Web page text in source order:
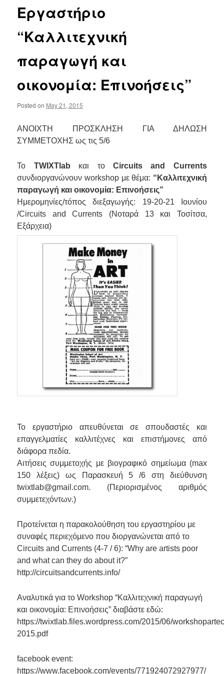
Εργαστήριο
“Καλλιτεχνική
παραγωγή και
οικονομία: Επινοήσεις”
Posted on May 21, 2015
ΑΝΟΙΧΤΗ ΠΡΟΣΚΛΗΣΗ ΓΙΑ ΔΗΛΩΣΗ
ΣΥΜΜΕΤΟΧΗΣ ως τις 5/6
Το TWIXTlab και το Circuits and Currents
συνδιοργανώνουν workshop με θέμα: “Καλλιτεχνική
παραγωγή και οικονομία: Επινοήσεις”
Ημερομηνίες/τόπος διεξαγωγής: 19-20-21 Ιουνίου
/Circuits and Currents (Νοταρά 13 και Τοσίτσα,
Εξάρχεια)
Το εργαστήριο απευθύνεται σε σπουδαστές και
επαγγελματίες καλλιτέχνες και επιστήμονες από
διάφορα πεδία.
Αιτήσεις συμμετοχής με βιογραφικό σημείωμα (max
150 λέξεις) ως Παρασκευή 5 /6 στη διεύθυνση
twixtlab@gmail.com. (Περιορισμένος αριθμός
συμμετεχόντων.)
Προτείνεται η παρακολούθηση του εργαστηρίου με
συναφές περιεχόμενο που διοργανώνεται από το
Circuits and Currents (4-7 / 6): “Why are artists poor
and what can they do about it?”
http://circuitsandcurrents.info/
Αναλυτικά για το Workshop “Καλλιτεχνική παραγωγή
και οικονομία: Επινοήσεις” διαβάστε εδώ:
https://twixtlab.files.wordpress.com/2015/06/
2015.pdf
facebook event:
https://www.facebook.com/events/771924072927977/